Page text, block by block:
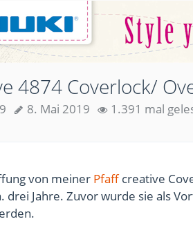
4874 Coverlock/
8. Mai 2019 1.391 mal
von meiner Pfaffcreative
drei Jahre. Zuvor wurde sie als